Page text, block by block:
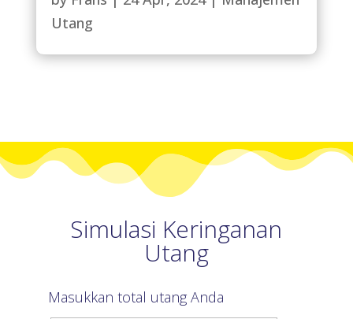
Utang
Simulasi Keringanan
Utang
Masukkan total utang Anda